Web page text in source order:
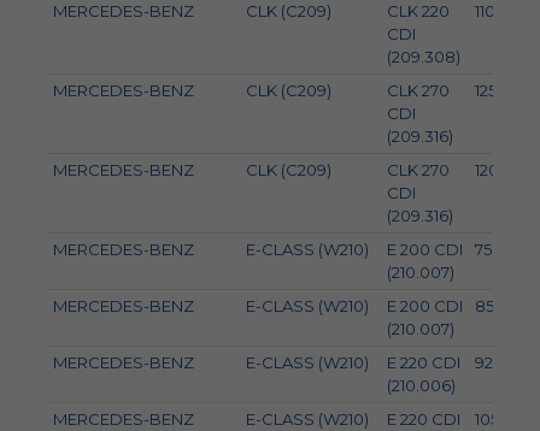
MERCEDES-BENZ CLK (C209)
CLK 220
CDI
(209.308)
110
MERCEDES-BENZ CLK (C209)
CLK 270
CDI
(209.316)
125
MERCEDES-BENZ CLK (C209)
CLK 270
CDI
(209.316)
120
MERCEDES-BENZ E-CLASS (W210)
E 200 CDI
(210.007)
75
MERCEDES-BENZ E-CLASS (W210)
E 200 CDI
(210.007)
85
MERCEDES-BENZ E-CLASS (W210)
E 220 CDI
(210.006)
92
MERCEDES-BENZ E-CLASS (W210)
E 220 CDI
105